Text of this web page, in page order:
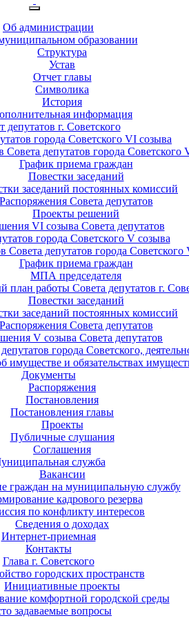
Об администрации
образовании
Структура
Устав
Отчет главы
Символика
История
информация
депутатов г. Советского
города Советского VI созыва
Совета депутатов города Советского
График приема граждан
Повестки заседаний
заседаний постоянных комиссий
Распоряжения Совета депутатов
Проекты решений
VI созыва Совета депутатов
города Советского V созыва
Совета депутатов города Советского
График приема граждан
МПА председателя
план работы Совета депутатов г.
Повестки заседаний
заседаний постоянных комиссий
Распоряжения Совета депутатов
V созыва Совета депутатов
города Советского,
имуществе и обязательствах
Документы
Распоряжения
Постановления
Постановления главы
Проекты
Публичные слушания
Соглашения
служба
Вакансии
граждан на муниципальную службу
кадрового резерва
по конфликту интересов
Сведения о доходах
Интернет-приемная
Контакты
Глава г. Советского
городских пространств
Инициативные проекты
комфортной городской среды
задаваемые вопросы